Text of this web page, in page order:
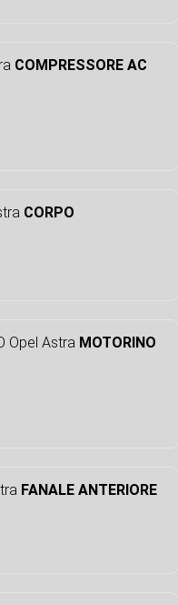
COMPRESSORE AC
CORPO
MOTORINO
FANALE ANTERIORE